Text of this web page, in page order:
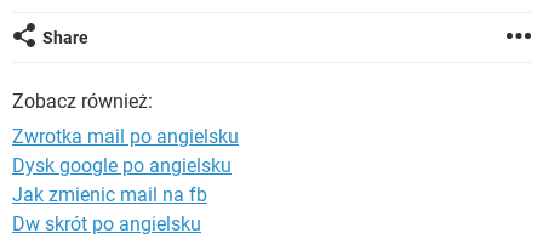
Share
Zobacz również:
Zwrotka mail po angielsku
Dysk google po angielsku
Jak zmienic mail na fb
Dw skrót po angielsku